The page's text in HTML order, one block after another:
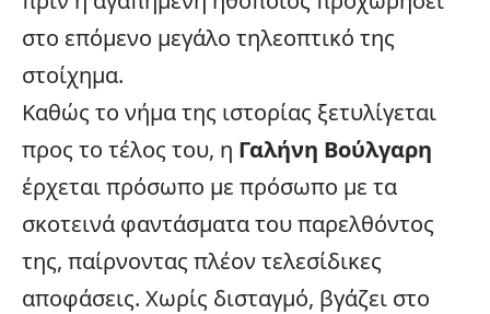
στο επόμενο μεγάλο τηλεοπτικό της
στοίχημα.
Καθώς το νήμα της ιστορίας ξετυλίγεται
προς το τέλος του, η Γαλήνη Βούλγαρη
έρχεται πρόσωπο με πρόσωπο με τα
σκοτεινά φαντάσματα του παρελθόντος
της, παίρνοντας πλέον τελεσίδικες
αποφάσεις. Χωρίς δισταγμό, βγάζει στο